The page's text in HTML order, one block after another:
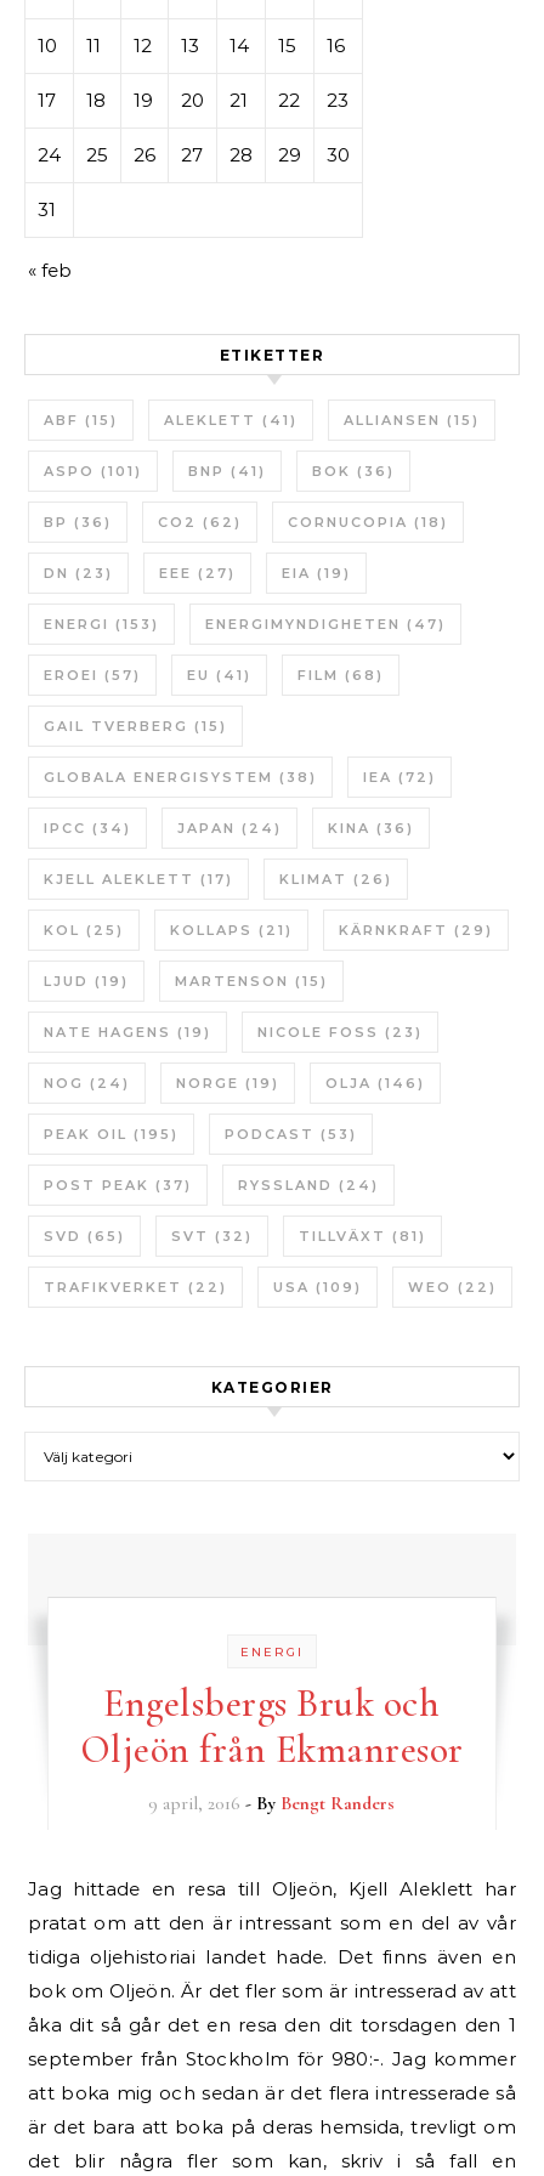
10 11 12 13 14 15 16
17 18 19 20 21 22 23
24 25 26 27 28 29 30
31
« feb
ETIKETTER
ABF (15) ALEKLETT (41) ALLIANSEN (15)
ASPO (101) BNP (41) BOK (36)
BP (36) CO2 (62) CORNUCOPIA (18)
DN (23) EEE (27) EIA (19)
ENERGI (153) ENERGIMYNDIGHETEN (47)
EROEI (57) EU (41) FILM (68)
GAIL TVERBERG (15)
GLOBALA ENERGISYSTEM (38) IEA (72)
IPCC (34) JAPAN (24) KINA (36)
KJELL ALEKLETT (17) KLIMAT (26)
KOL (25) KOLLAPS (21) KÄRNKRAFT (29)
LJUD (19) MARTENSON (15)
NATE HAGENS (19) NICOLE FOSS (23)
NOG (24) NORGE (19) OLJA (146)
PEAK OIL (195) PODCAST (53)
POST PEAK (37) RYSSLAND (24)
SVD (65) SVT (32) TILLVÄXT (81)
TRAFIKVERKET (22) USA (109) WEO (22)
KATEGORIER
ENERGI
Engelsbergs Bruk och
Oljeön från Ekmanresor
9 april, 2016 - By Bengt Randers
Jag hittade en resa till Oljeön, Kjell Aleklett har
pratat om att den är intressant som en del av vår
tidiga oljehistoriai landet hade. Det finns även en
bok om Oljeön. Är det fler som är intresserad av att
åka dit så går det en resa den dit torsdagen den 1
september från Stockholm för 980:-. Jag kommer
att boka mig och sedan är det flera intresserade så
är det bara att boka på deras hemsida, trevligt om
det blir några fler som kan, skriv i så fall en